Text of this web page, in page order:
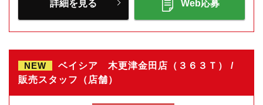
詳細を見る Web応募
NEW
ベイシア 木更津金田店（３６３Ｔ） /
販売スタッフ（店舗）